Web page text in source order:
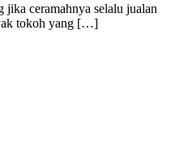
ceramahnya selalu jualan
tokoh yang […]